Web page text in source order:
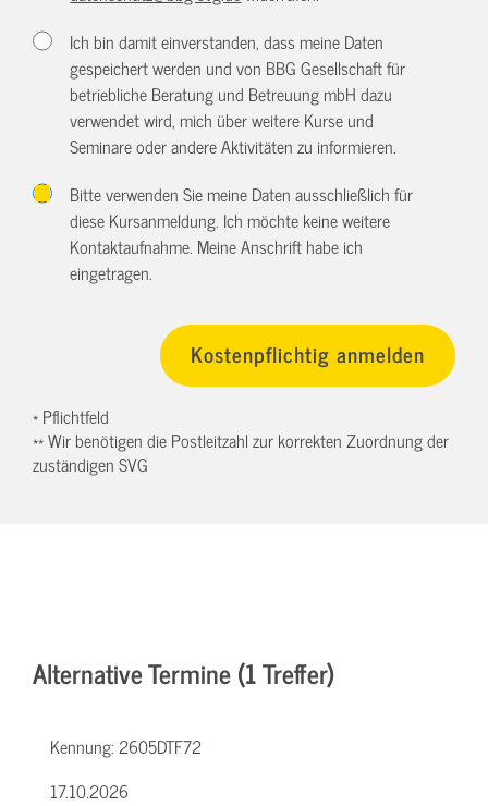
Ich bin damit einverstanden, dass meine Daten
gespeichert werden und von BBG Gesellschaft für
betriebliche Beratung und Betreuung mbH dazu
verwendet wird, mich über weitere Kurse und
Seminare oder andere Aktivitäten zu informieren.
Bitte verwenden Sie meine Daten ausschließlich für
diese Kursanmeldung. Ich möchte keine weitere
Kontaktaufnahme. Meine Anschrift habe ich
eingetragen.
* Pflichtfeld
** Wir benötigen die Postleitzahl zur korrekten Zuordnung der
zuständigen SVG
Alternative Termine (1 Treffer)
Kennung:2605DTF72
17.10.2026